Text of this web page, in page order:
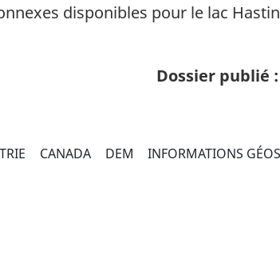
disponibles pour le lac
Dossier publié :
CANADA DEM INFORMATIONS